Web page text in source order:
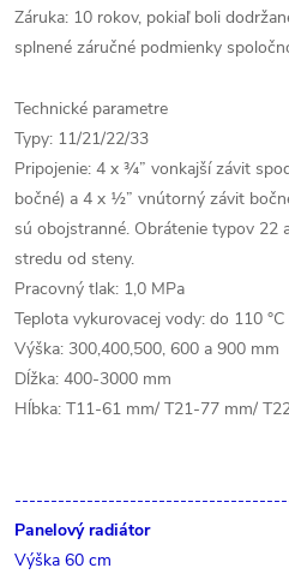
Záruka: 10 rokov, pokiaľ boli
splnené záručné podmienky
Technické parametre
Typy: 11/21/22/33
Pripojenie: 4 x ¾” vonkajší závit
bočné) a 4 x ½” vnútorný závit
sú obojstranné. Obrátenie typov 22
stredu od steny.
Pracovný tlak: 1,0 MPa
Teplota vykurovacej vody: do 110 °C
Výška: 300,400,500, 600 a 900 mm
Dĺžka: 400-3000 mm
Hĺbka: T11-61 mm/ T21-77 mm/
Panelový radiátor
Výška 60 cm